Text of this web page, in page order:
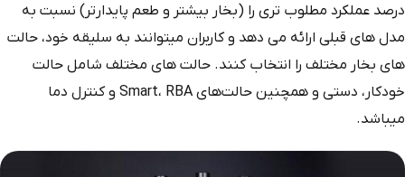
درصد عملکرد مطلوب تری را (بخار بیشتر و طعم پایدارتر) نسبت به
مدل های قبلی ارائه می دهد و کاربران میتوانند به سلیقه خود، حالت
های بخار مختلف را انتخاب کنند. حالت های مختلف شامل حالت
خودکار، دستی و همچنین حالت‌های Smart، RBA و کنترل دما
میباشد.